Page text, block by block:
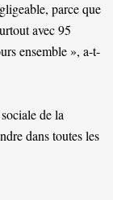
parce que
avec 95
ensemble », a-t-
de la
dans toutes les